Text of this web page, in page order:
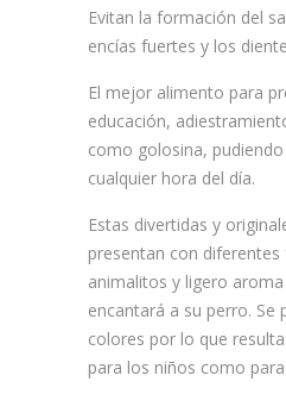
Evitan la formación del
encías fuertes y los
El mejor alimento para
educación,
como golosina,
cualquier hora del día.
Estas divertidas y
presentan con
animalitos y ligero
encantará a su perro. Se
colores por lo que
para los niños como